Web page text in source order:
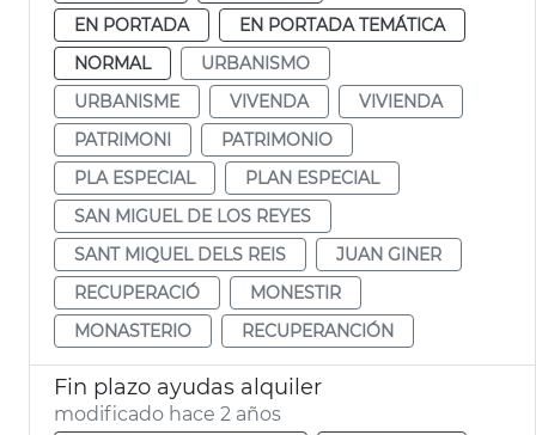
EN PORTADA
EN PORTADA TEMÁTICA
NORMAL
URBANISMO
URBANISME
VIVENDA
VIVIENDA
PATRIMONI
PATRIMONIO
PLA ESPECIAL
PLAN ESPECIAL
SAN MIGUEL DE LOS REYES
SANT MIQUEL DELS REIS
JUAN GINER
RECUPERACIÓ
MONESTIR
MONASTERIO
RECUPERANCIÓN
Fin plazo ayudas alquiler
modificado hace 2 años